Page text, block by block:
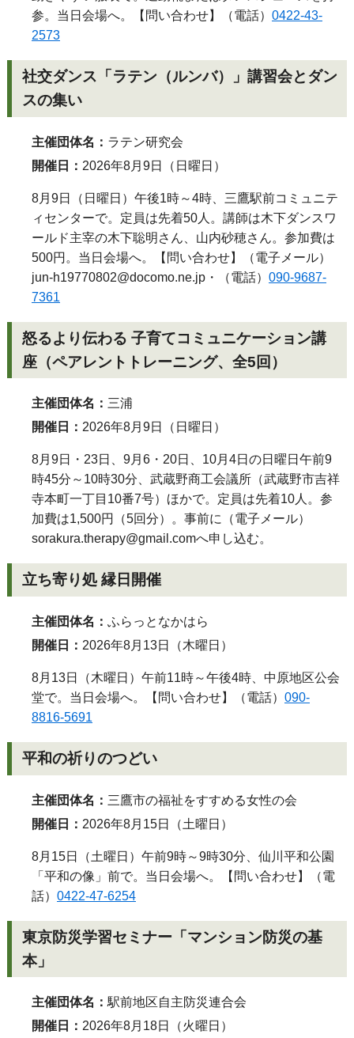
参。当日会場へ。【問い合わせ】（電話） 0422-43-
2573
社交ダンス「ラテン（ルンバ）」講習会とダン
スの集い
主催団体名： ラテン研究会
開催日： 2026年8月9日（日曜日）
8月9日（日曜日）午後1時～4時、三鷹駅前コミュニテ
ィセンターで。定員は先着50人。講師は木下ダンスワ
ールド主宰の木下聡明さん、山内砂穂さん。参加費は
500円。当日会場へ。【問い合わせ】（電子メール）
jun-h19770802@docomo.ne.jp ・（電話） 090-9687-
7361
怒るより伝わる 子育てコミュニケーション講
座（ペアレントトレーニング、全5回）
主催団体名： 三浦
開催日： 2026年8月9日（日曜日）
8月9日・23日、9月6・20日、10月4日の日曜日午前9
時45分～10時30分、武蔵野商工会議所（武蔵野市吉祥
寺本町一丁目10番7号）ほかで。定員は先着10人。参
加費は1,500円（5回分）。事前に（電子メール）
sorakura.therapy@gmail.comへ申し込む。
立ち寄り処 縁日開催
主催団体名： ふらっとなかはら
開催日： 2026年8月13日（木曜日）
8月13日（木曜日）午前11時～午後4時、中原地区公会
堂で。当日会場へ。【問い合わせ】（電話） 090-
8816-5691
平和の祈りのつどい
主催団体名： 三鷹市の福祉をすすめる女性の会
開催日： 2026年8月15日（土曜日）
8月15日（土曜日）午前9時～9時30分、仙川平和公園
「平和の像」前で。当日会場へ。【問い合わせ】（電
話） 0422-47-6254
東京防災学習セミナー「マンション防災の基
本」
主催団体名：駅前地区自主防災連合会
開催日： 2026年8月18日（火曜日）